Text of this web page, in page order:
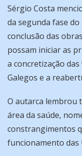
Sérgio Costa
da segunda fase do
conclusão das
possam iniciar as
a concretização
Galegos e a
O autarca lembrou
área da saúde,
constrangimentos
funcionamento das